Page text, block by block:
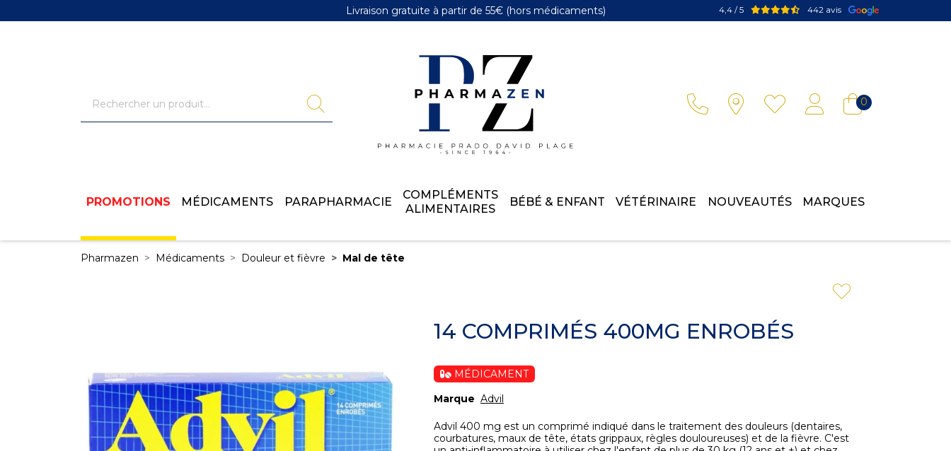
Livraison gratuite à partir de 55€(hors médicaments) 4,4 / 5 442 avis
0
PROMOTIONS MÉDICAMENTS PARAPHARMACIE
COMPLÉMENTS
ALIMENTAIRES
BÉBÉ & ENFANT VÉTÉRINAIRE NOUVEAUTÉS MARQUES
Pharmazen Médicaments Douleur et fièvre Mal de tête
14 COMPRIMÉS 400MG ENROBÉS
MÉDICAMENT
Marque Advil
Advil 400 mg est un comprimé indiqué dans le traitement des douleurs (dentaires,
courbatures, maux de tête, états grippaux, règles douloureuses) et de la fièvre. C'est